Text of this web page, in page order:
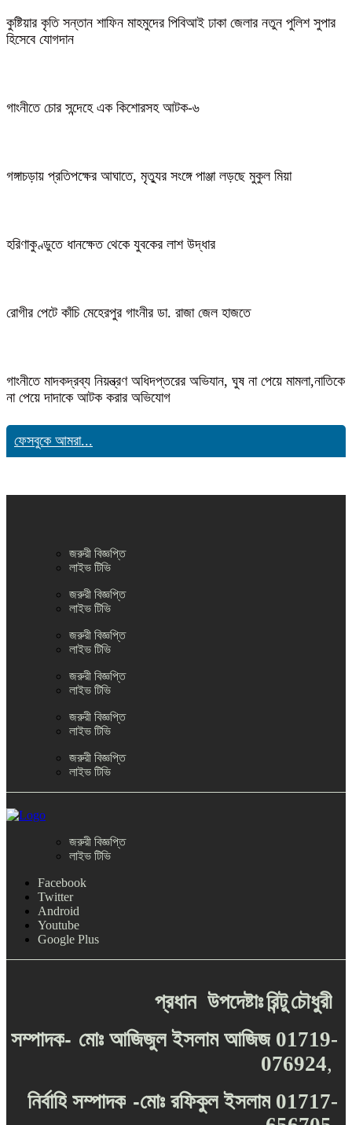
কুষ্টিয়ার কৃতি সন্তান শাফিন মাহমুদের পিবিআই ঢাকা জেলার নতুন পুলিশ সুপার
হিসেবে যোগদান
গাংনীতে চোর সন্দেহে এক কিশোরসহ আটক-৬
গঙ্গাচড়ায় প্রতিপক্ষের আঘাতে, মৃত্যুর সংঙ্গে পাঞ্জা লড়ছে মুকুল মিয়া
হরিণাকুণ্ডুতে ধানক্ষেত থেকে যুবকের লাশ উদ্ধার
রোগীর পেটে কাঁচি মেহেরপুর গাংনীর ডা. রাজা জেল হাজতে
গাংনীতে মাদকদ্রব্য নিয়ন্ত্রণ অধিদপ্তরের অভিযান, ঘুষ না পেয়ে মামলা,নাতিকে
না পেয়ে দাদাকে আটক করার অভিযোগ
ফেসবুকে আমরা...
জরুরী বিজ্ঞপ্তি
লাইভ টিভি
জরুরী বিজ্ঞপ্তি
লাইভ টিভি
জরুরী বিজ্ঞপ্তি
লাইভ টিভি
জরুরী বিজ্ঞপ্তি
লাইভ টিভি
জরুরী বিজ্ঞপ্তি
লাইভ টিভি
জরুরী বিজ্ঞপ্তি
লাইভ টিভি
জরুরী বিজ্ঞপ্তি
লাইভ টিভি
Facebook
Twitter
Android
Youtube
Google Plus
প্রধান উপদেষ্টাঃরিন্টুচৌধুরী
সম্পাদক- মোঃ আজিজুল ইসলাম আজিজ 01719-
076924,
নির্বাহি সম্পাদক -মোঃ রফিকুল ইসলাম 01717-